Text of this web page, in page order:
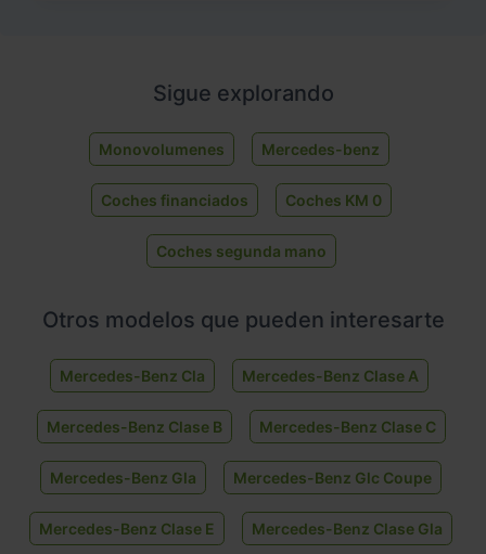
Sigue explorando
Monovolumenes Mercedes-benz
Coches financiados Coches KM 0
Coches segunda mano
Otros modelos que pueden interesarte
Mercedes-Benz Cla Mercedes-Benz Clase A
Mercedes-Benz Clase B Mercedes-Benz Clase C
Mercedes-Benz Gla Mercedes-Benz Glc Coupe
Mercedes-Benz Clase E Mercedes-Benz Clase Gla